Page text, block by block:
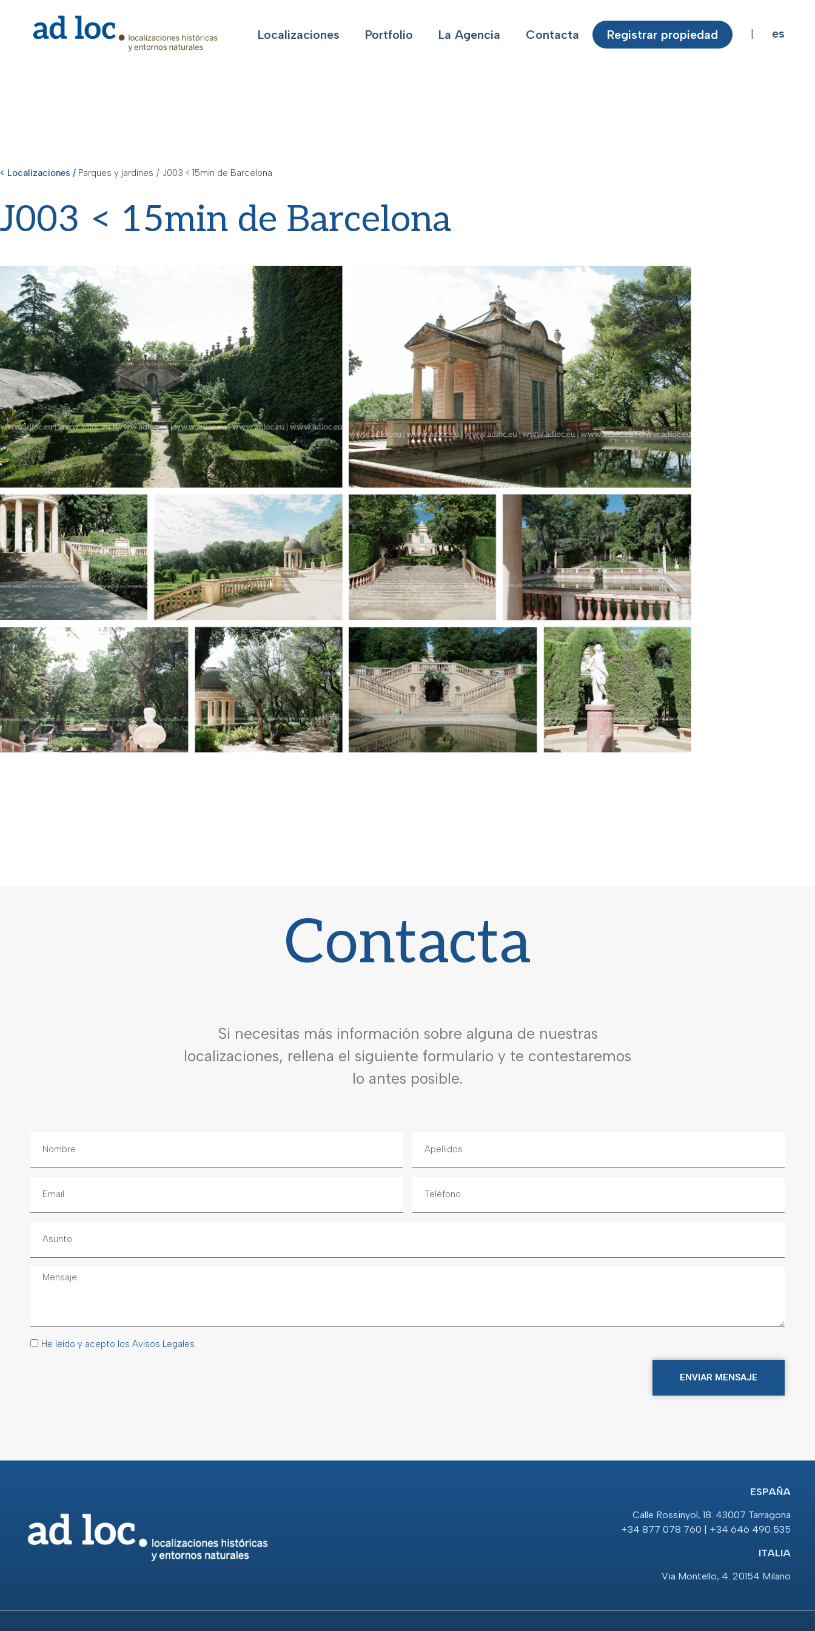
Localizaciones Portfolio La Agencia Contacta Registrar propiedad es
< Localizaciones / Parques y jardines / J003 < 15min de Barcelona
J003 < 15min de Barcelona
Contacta
Si necesitas más información sobre alguna de nuestras
localizaciones, rellena el siguiente formulario y te contestaremos
lo antes posible.
He leído y acepto los Avisos Legales
ENVIAR MENSAJE
ESPAÑA
Calle Rossinyol, 18. 43007 Tarragona
+34 877 078 760 | +34 646 490 535
ITALIA
Via Montello, 4. 20154 Milano